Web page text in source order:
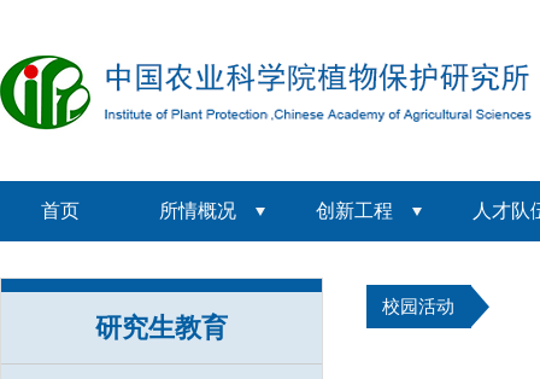
首页 所情概况 创新工程 人才队
研究生教育
校园活动